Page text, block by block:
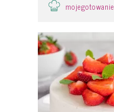
mojegotowanie